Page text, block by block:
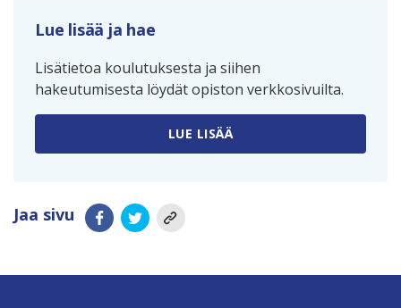
Lue lisää ja hae
Lisätietoa koulutuksesta ja siihen
hakeutumisesta löydät opiston verkkosivuilta.
LUE LISÄÄ
Jaa sivu